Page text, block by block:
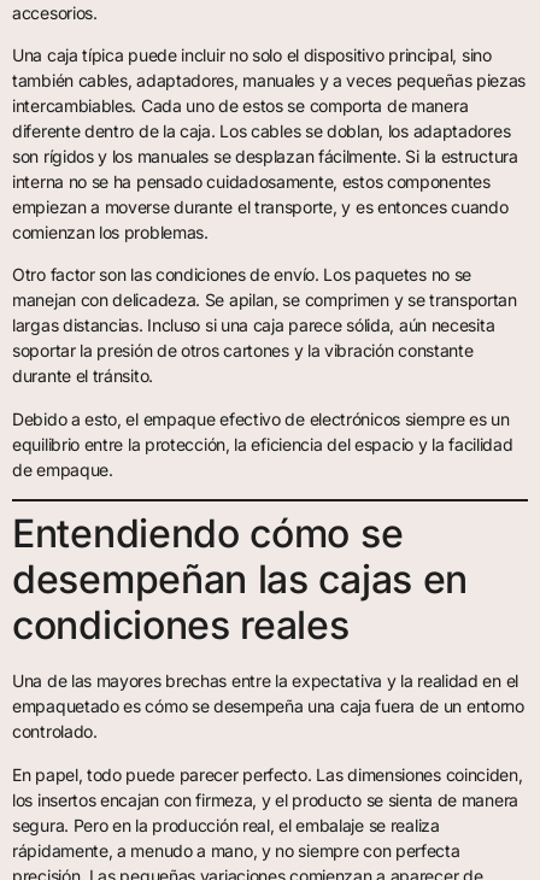
accesorios.
Una caja típica puede incluir no solo el dispositivo principal, sino
también cables, adaptadores, manuales y a veces pequeñas piezas
intercambiables. Cada uno de estos se comporta de manera
diferente dentro de la caja. Los cables se doblan, los adaptadores
son rígidos y los manuales se desplazan fácilmente. Si la estructura
interna no se ha pensado cuidadosamente, estos componentes
empiezan a moverse durante el transporte, y es entonces cuando
comienzan los problemas.
Otro factor son las condiciones de envío. Los paquetes no se
manejan con delicadeza. Se apilan, se comprimen y se transportan
largas distancias. Incluso si una caja parece sólida, aún necesita
soportar la presión de otros cartones y la vibración constante
durante el tránsito.
Debido a esto, el empaque efectivo de electrónicos siempre es un
equilibrio entre la protección, la eficiencia del espacio y la facilidad
de empaque.
Entendiendo cómo se
desempeñan las cajas en
condiciones reales
Una de las mayores brechas entre la expectativa y la realidad en el
empaquetado es cómo se desempeña una caja fuera de un entorno
controlado.
En papel, todo puede parecer perfecto. Las dimensiones coinciden,
los insertos encajan con firmeza, y el producto se sienta de manera
segura. Pero en la producción real, el embalaje se realiza
rápidamente, a menudo a mano, y no siempre con perfecta
precisión. Las pequeñas variaciones comienzan a aparecer de